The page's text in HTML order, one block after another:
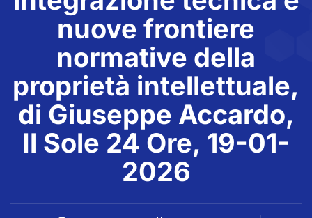
nuove frontiere
normative della
proprietà intellettuale,
di Giuseppe Accardo,
Il Sole 24 Ore, 19-01-
2026